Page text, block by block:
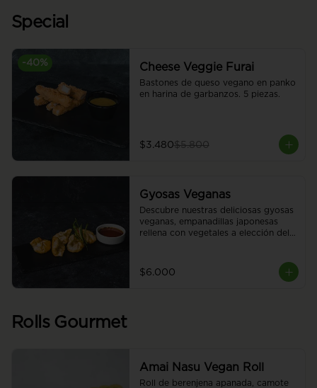
Special
-40% Cheese Veggie Furai
Bastones de queso vegano en panko
en harina de garbanzos. 5 piezas.
$3.480$5.800
Gyosas Veganas
Descubre nuestras deliciosas gyosas
veganas, empanadillas japonesas
rellena con vegetales a elección del
$6.000
Rolls Gourmet
Amai Nasu Vegan Roll
Roll de berenjena apanada, camote